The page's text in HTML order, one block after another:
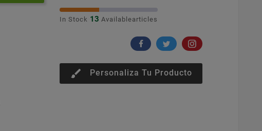
In Stock 13 Availablearticles
brush Personaliza Tu Producto